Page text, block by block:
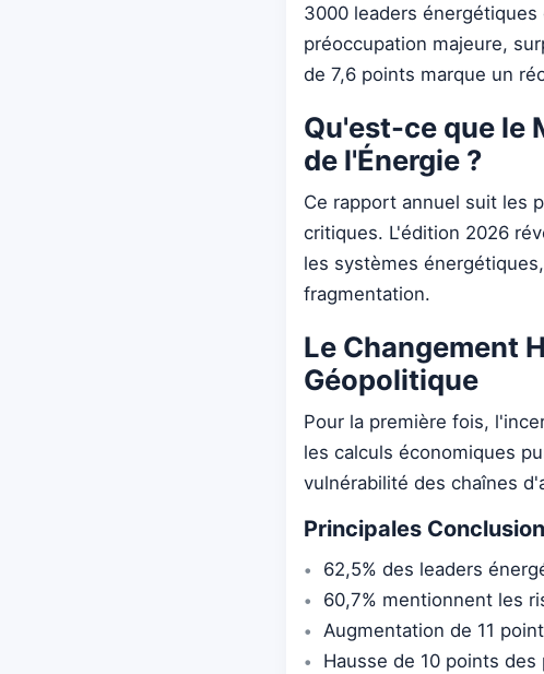
3000 leaders
préoccupation majeure,
de 7,6 points marque un
Qu'est-ce que le
de l'Énergie ?
Ce rapport annuel suit les
critiques. L'édition 2026
les systèmes
fragmentation.
Le Changement
Géopolitique
Pour la première fois,
les calculs économiques
vulnérabilité des chaînes
Principales
62,5% des leaders
60,7% mentionnent les
Augmentation de 11
Hausse de 10 points